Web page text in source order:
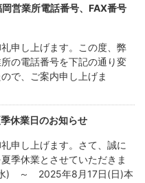
岡営業所電話番号、FAX番号
申し上げます。この度、弊
の電話番号を下記の通り変
で、ご案内申し上げま
休業日のお知らせ
申し上げます。さて、誠に
季休業とさせていただきま
) ～ 2025年8月17日(日)本